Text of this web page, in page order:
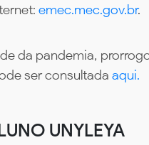
emec.mec.gov.br.
da pandemia,
ser consultada aqui.
UNYLEYA